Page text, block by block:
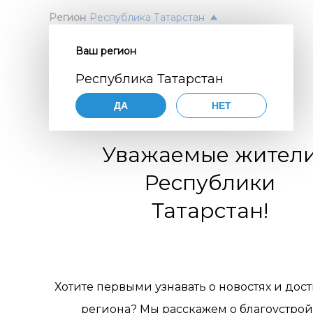
Регион Республика Татарстан
Ваш регион
Республика Татарстан
ДА НЕТ
Уважаемые
Республики
Татарстан!
Хотите первыми узнавать о новостях и
региона? Мы расскажем о
Нажимая
по
Цели
1.